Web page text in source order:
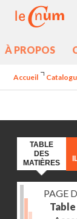
À PROPOS
Accueil
TABLE
DES
MATIÈRES
PAGE